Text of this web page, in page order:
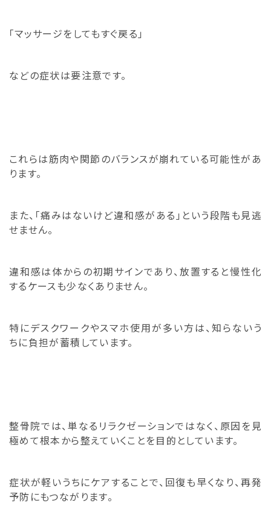
「マッサージをしてもすぐ戻る」
などの症状は要注意です。
これらは筋肉や関節のバランスが崩れている可能性があ
ります。
また、「痛みはないけど違和感がある」という段階も見逃
せません。
違和感は体からの初期サインであり、放置すると慢性化
するケースも少なくありません。
特にデスクワークやスマホ使用が多い方は、知らないう
ちに負担が蓄積しています。
整骨院では、単なるリラクゼーションではなく、原因を見
極めて根本から整えていくことを目的としています。
症状が軽いうちにケアすることで、回復も早くなり、再発
予防にもつながります。